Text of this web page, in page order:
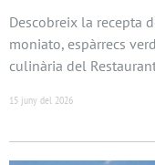
Descobreix la recepta
moniato, espàrrecs
culinària del
15 juny del 2026